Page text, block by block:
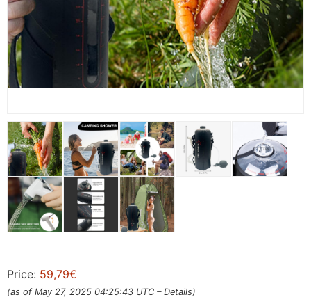
Price: 59,79€
(as of May 27, 2025 04:25:43 UTC – Details)